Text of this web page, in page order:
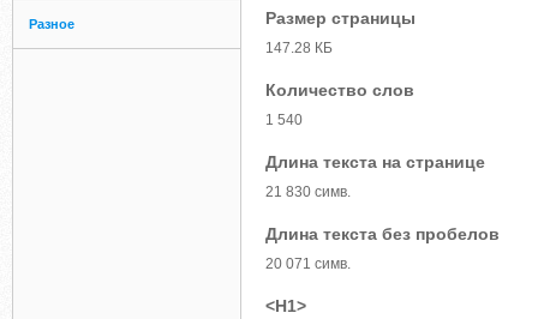
Разное Размер страницы
147.28 КБ
Количество слов
1 540
Длина текста на странице
21 830 симв.
Длина текста без пробелов
20 071 симв.
<H1>